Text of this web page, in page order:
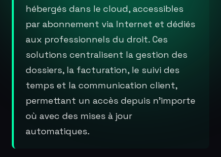
hébergés dans le cloud, accessibles
par abonnement via Internet et dédiés
aux professionnels du droit. Ces
solutions centralisent la gestion des
dossiers, la facturation, le suivi des
temps et la communication client,
permettant un accès depuis n'importe
où avec des mises à jour
automatiques.